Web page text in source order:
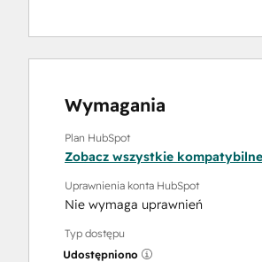
Wymagania
Plan HubSpot
Zobacz wszystkie
Uprawnienia konta HubSpot
Nie wymaga uprawnień
Typ dostępu
Udostępniono